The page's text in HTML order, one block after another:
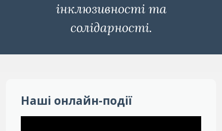
інклюзивності та
солідарності.
Наші онлайн-події